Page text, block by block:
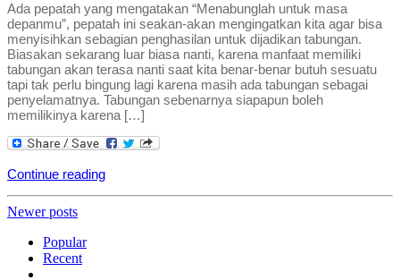
Ada pepatah yang mengatakan “Menabunglah untuk masa
depanmu”, pepatah ini seakan-akan mengingatkan kita agar bisa
menyisihkan sebagian penghasilan untuk dijadikan tabungan.
Biasakan sekarang luar biasa nanti, karena manfaat memiliki
tabungan akan terasa nanti saat kita benar-benar butuh sesuatu
tapi tak perlu bingung lagi karena masih ada tabungan sebagai
penyelamatnya. Tabungan sebenarnya siapapun boleh
memilikinya karena […]
Continue reading
Posts
navigation
Newer posts
Popular
Recent